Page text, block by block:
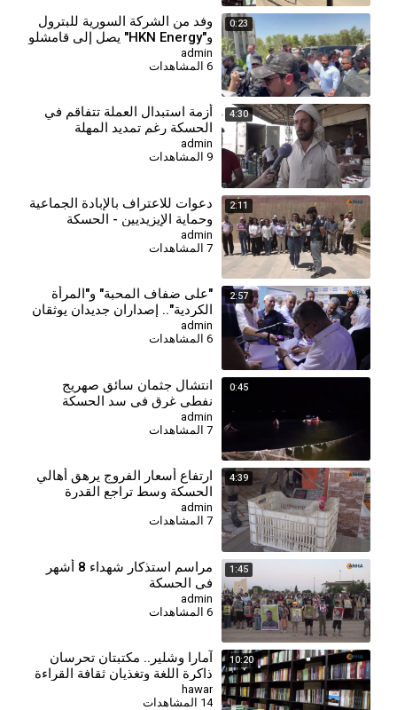
0:23
وفد من الشركة السورية للبترول
و"HKN Energy" يصل إلى قامشلو
admin
6 المشاهدات
4:30
⁣أزمة استبدال العملة تتفاقم في
الحسكة رغم تمديد المهلة
admin
9 المشاهدات
2:11
دعوات للاعتراف بالإبادة الجماعية
وحماية الإيزيديين - الحسكة
admin
7 المشاهدات
2:57
⁣"على ضفاف المحبة" و"المرأة
الكردية".. إصداران جديدان يوثقان
الهوية والذاكرة
admin
6 المشاهدات
0:45
انتشال جثمان سائق صهريج
نفطي غرق في سد الحسكة
الجنوبي
admin
7 المشاهدات
4:39
⁣ارتفاع أسعار الفروج يرهق أهالي
الحسكة وسط تراجع القدرة
الشرائية
admin
7 المشاهدات
1:45
⁣مراسم استذكار شهداء 8 أشهر
في الحسكة
admin
6 المشاهدات
10:20
آمارا وشلير.. مكتبتان تحرسان
ذاكرة اللغة وتغذيان ثقافة القراءة
في روج آفا
hawar
14 المشاهدات